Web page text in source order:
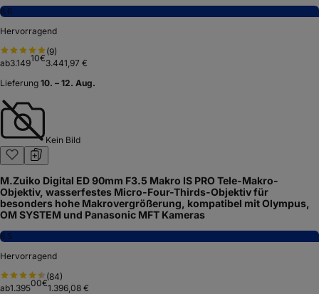
8,6
Hervorragend
(9)
ab3.14910€3.441,97 €
Lieferung 10. – 12. Aug.
Kein Bild
M.Zuiko Digital ED 90mm F3.5 Makro IS PRO Tele-Makro-
Objektiv, wasserfestes Micro-Four-Thirds-Objektiv für
besonders hohe Makrovergrößerung, kompatibel mit Olympus,
OM SYSTEM und Panasonic MFT Kameras
8,5
Hervorragend
(84)
ab1.39500€1.396,08 €